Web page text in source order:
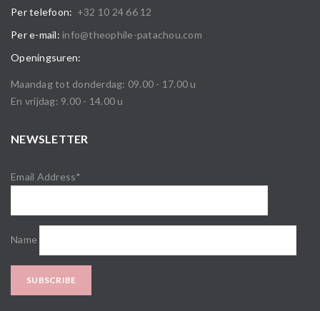
Per telefoon: +32 10 24 66 12
Per e-mail: info@theophile-patachou.com
Openingsuren:
Maandag tot donderdag: 09.00 - 17.00 u
En vrijdag: 9.00 - 14.00 u
NEWSLETTER
Email Address*
Name